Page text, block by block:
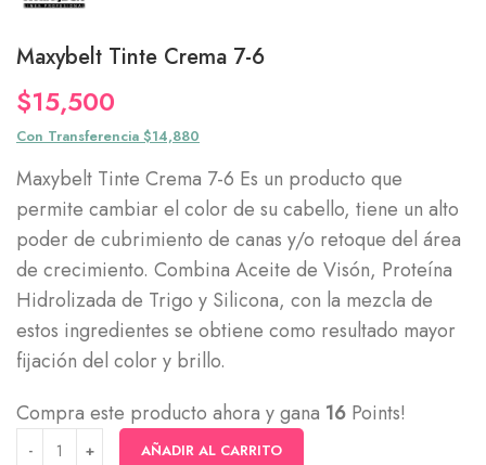
Maxybelt Tinte Crema 7-6
$15,500
Con Transferencia $14,880
Maxybelt Tinte Crema 7-6 Es un producto que
permite cambiar el color de su cabello, tiene un alto
poder de cubrimiento de canas y/o retoque del área
de crecimiento. Combina Aceite de Visón, Proteína
Hidrolizada de Trigo y Silicona, con la mezcla de
estos ingredientes se obtiene como resultado mayor
fijación del color y brillo.
Compra este producto ahora y gana 16 Points!
AÑADIR AL CARRITO